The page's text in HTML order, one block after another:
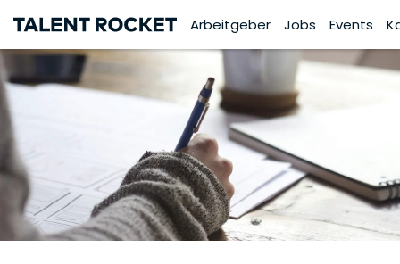
Arbeitgeber Jobs Events